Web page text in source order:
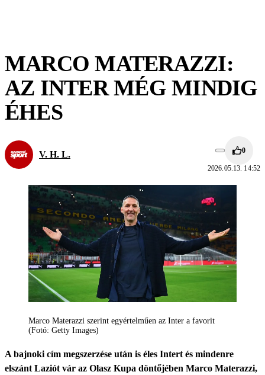
MARCO MATERAZZI:
AZ INTER MÉG MINDIG
ÉHES
V. H. L. 0
2026.05.13. 14:52
Marco Materazzi szerint egyértelműen az Inter a favorit
(Fotó: Getty Images)
A bajnoki cím megszerzése után is éles Intert és mindenre
elszánt Laziót vár az Olasz Kupa döntőjében Marco Materazzi,